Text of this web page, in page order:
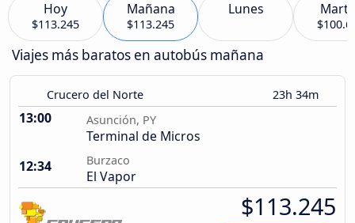
Hoy
$113.245
Mañana
$113.245
Lunes
Viajes más baratos en autobús mañana
Crucero del Norte 23h 34m
13:00 Asunción, PY
Terminal de Micros
12:34
Burzaco
El Vapor
$113.245